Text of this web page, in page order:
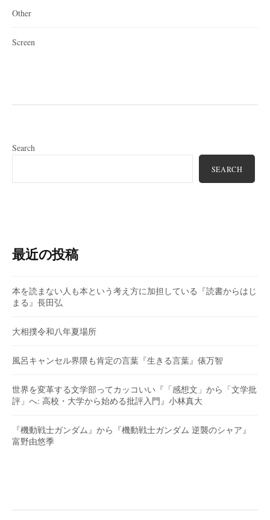
Other
Screen
Search
SEARCH
最近の投稿
本を読まない人も本という考え方に加担している『読書からはじ
まる』長田弘
大相撲令和八年夏場所
風呂キャンセル界隈も肯定の言葉『生きる言葉』俵万智
世界を変革する文学部ってカッコいい『「感想文」から「文学批
評」へ: 高校・大学から始める批評入門』小林真大
『機動戦士ガンダム』から『機動戦士ガンダム 逆襲のシャア』
富野由悠季